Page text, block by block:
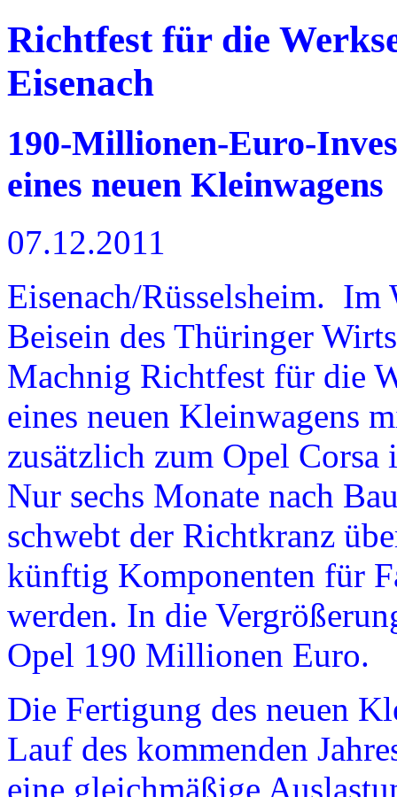
Richtfest für die
Eisenach
190-Millionen-Euro-
eines neuen Kleinwagens
07.12.2011
Eisenach/Rüsselsheim. Im
Beisein des Thüringer
Machnig Richtfest für die
eines neuen Kleinwagens
zusätzlich zum Opel
Nur sechs Monate nach
schwebt der Richtkranz
künftig Komponenten für
werden. In die
Opel 190 Millionen Euro.
Die Fertigung des neuen
Lauf des kommenden
eine gleichmäßige